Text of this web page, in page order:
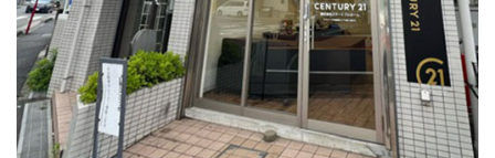
4,080万円
4ＬＤＫ
淵野辺駅
歩17分
南側道路に面しており日当たり良好。 キッチンから…
第5位